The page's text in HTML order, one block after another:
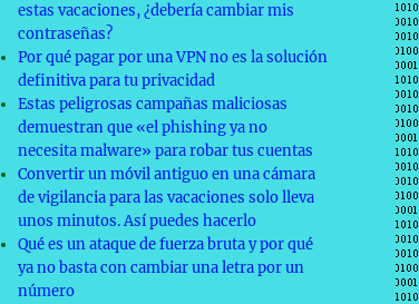
estas vacaciones, ¿debería cambiar mis
contraseñas?
Por qué pagar por una VPN no es la solución
definitiva para tu privacidad
Estas peligrosas campañas maliciosas
demuestran que «el phishing ya no
necesita malware» para robar tus cuentas
Convertir un móvil antiguo en una cámara
de vigilancia para las vacaciones solo lleva
unos minutos. Así puedes hacerlo
Qué es un ataque de fuerza bruta y por qué
ya no basta con cambiar una letra por un
número